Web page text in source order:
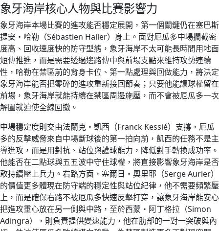
象牙海岸核心人物與比賽影響力
象牙海岸本場比賽的進攻能否穩定展開，第一個關鍵仍在塞巴斯
提安・哈勒（Sébastien Haller）身上。面對厄瓜多中場攔截密
度高、回收速度快的防守型態，象牙海岸不太可能長時間用地面
短傳推進，而是需要透過邊路傳中與前場支點來維持攻勢連續
性，哈勒在禁區前的背身卡位、第一點處理與回做能力，將決定
象牙海岸能否把零碎的進攻重新接回節奏；只要他能讓球權留在
前場，象牙海岸就能持續在禁區周邊施壓，而不會被厄瓜多一次
解圍就迫使全線回撤。
中場穩定度則交由法蘭克・凱西（Franck Kessié）支撐，厄瓜
多的反擊威脅來自中場斷球後的第一拍向前，凱西的任務不是主
導進攻，而是用對抗、站位與護球能力，降低對手轉換成功率。
他能否在二點球與五五波中守住球權，將直接影響象牙海岸是否
敢持續壓上兵力。右路方面，塞爾日・奧里耶（Serge Aurier）
的價值更多體現在防守端的穩定性與站位紀律，他不需要頻繁壓
上，而是確保右路不被厄瓜多快速反擊打穿，讓象牙海岸能安心
把進攻重心放在另一側與中路，至於西蒙・阿丁格拉（Simon
Adingra），則負責提供變速能力，他在肋部的一對一突破與內